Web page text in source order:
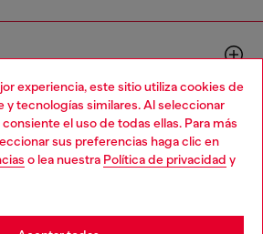
experiencia, este sitio utiliza cookies de
y tecnologías similares. Al seleccionar
el uso de todas ellas. Para más
sus preferencias haga clic en
o lea nuestra Política de privacidad y